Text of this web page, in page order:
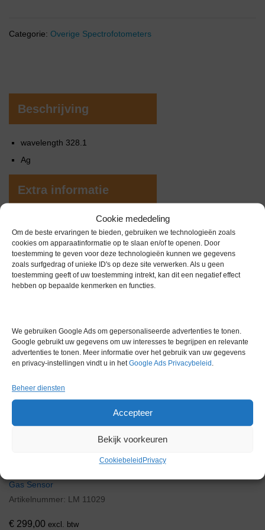
Cookie mededeling
Om de beste ervaringen te bieden, gebruiken we technologieën zoals
cookies om apparaatinformatie op te slaan en/of te openen. Door
toestemming te geven voor deze technologieën kunnen we gegevens
zoals surfgedrag of unieke ID's op deze site verwerken. Als u geen
toestemming geeft of uw toestemming intrekt, kan dit een negatief effect
hebben op bepaalde kenmerken en functies.
We gebruiken Google Ads om gepersonaliseerde advertenties te tonen.
Google gebruikt uw gegevens om uw interesses te begrijpen en relevante
advertenties te tonen. Meer informatie over het gebruik van uw gegevens
en privacy-instellingen vindt u in hetGoogle Ads Privacybeleid .
Beheer diensten
Accepteer
Bekijk voorkeuren
Cookiebeleid Privacy
Categorie: Overige Spectrofotometers
Beschrijving
wavelength 328.1
Ag
Extra informatie
Gewicht 0,0 kg
Conditie Gebruikt in goede conditie
Gerelateerde producten
Gas Sensor
Artikelnummer: LM 11029
€ 299,00 excl. btw